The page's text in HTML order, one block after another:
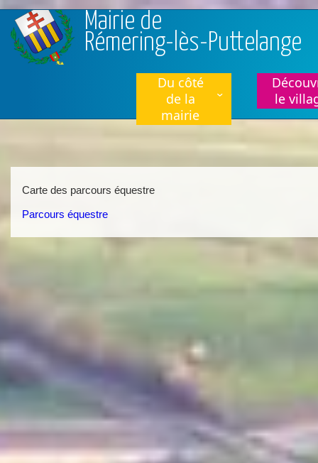
Aller au contenu principal
Mairie de
Rémering-lès-Puttelange
Du côté
de la
mairie
le
Carte des parcours équestre
Parcours équestre